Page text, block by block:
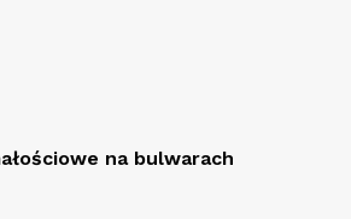
na bulwarach